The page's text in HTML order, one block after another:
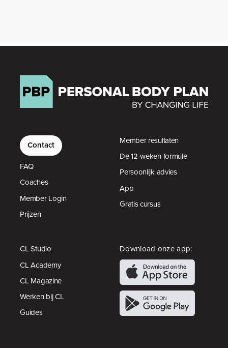
Contact
FAQ
Coaches
Member Login
Prijzen
Member resultaten
De 12-weken formule
Persoonlijk advies
App
Gratis cursus
CL Studio
CL Academy
CL Magazine
Werken bij CL
Guides
Download onze app: